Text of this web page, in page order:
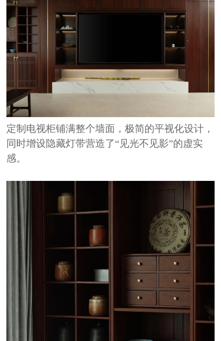
定制电视柜铺满整个墙面，极简的平视化设计，
同时增设隐藏灯带营造了“见光不见影”的虚实
感。